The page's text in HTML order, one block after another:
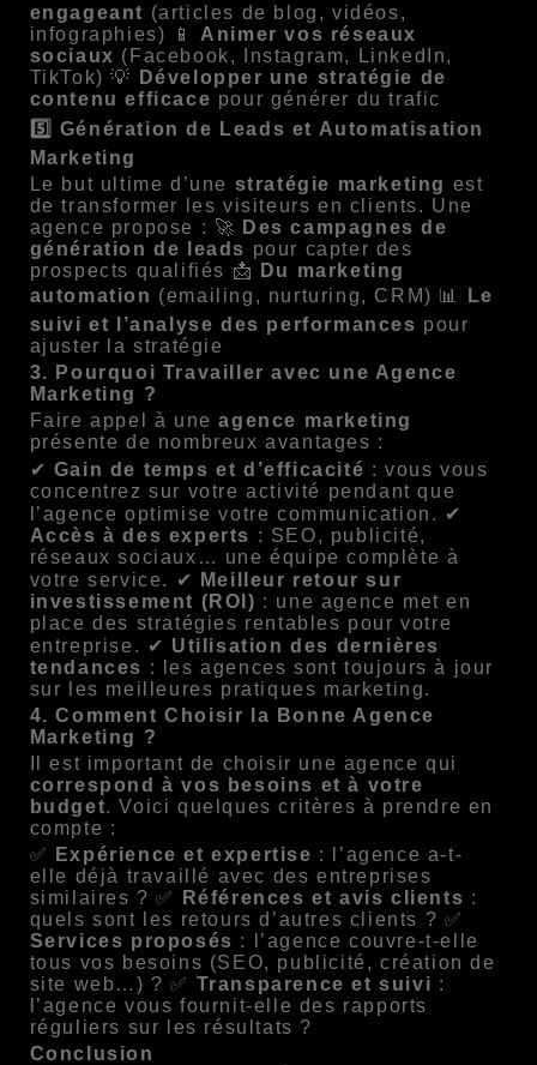
engageant (articles de blog, vidéos,
infographies) 📱 Animer vos réseaux
sociaux (Facebook, Instagram, LinkedIn,
TikTok) 💡
Développer une stratégie de
contenu efficace pour générer du trafic
5️⃣ Génération de Leads et Automatisation
Marketing
Le but ultime d’une stratégie marketing est
de transformer les visiteurs en clients. Une
agence propose : 🚀 Des campagnes de
génération de leads pour capter des
prospects qualifiés 📩
Du marketing
automation (emailing, nurturing, CRM) 📊
Le
suivi et l’analyse des performances pour
ajuster la stratégie
3. Pourquoi Travailler avec une Agence
Marketing ?
Faire appel à uneagence marketing
présente de nombreux avantages :
✔ Gain de temps et d’efficacité : vous vous
concentrez sur votre activité pendant que
l’agence optimise votre communication. ✔
Accès à des experts : SEO, publicité,
réseaux sociaux… une équipe complète à
votre service. ✔
Meilleur retour sur
investissement (ROI) : une agence met en
place des stratégies rentables pour votre
entreprise. ✔ Utilisation des dernières
tendances : les agences sont toujours à jour
sur les meilleures pratiques marketing.
4. Comment Choisir la Bonne Agence
Marketing ?
Il est important de choisir une agence qui
correspond à vos besoins et à votre
budget. Voici quelques critères à prendre en
compte :
✅
Expérience et expertise : l’agence a-t-
elle déjà travaillé avec des entreprises
similaires ? ✅
Références et avis clients :
quels sont les retours d’autres clients ? ✅
Services proposés : l’agence couvre-t-elle
tous vos besoins (SEO, publicité, création de
site web…) ? ✅ Transparence et suivi :
l’agence vous fournit-elle des rapports
réguliers sur les résultats ?
Conclusion